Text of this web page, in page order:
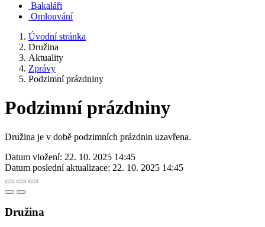
Bakaláři
Omlouvání
Úvodní stránka
Družina
Aktuality
Zprávy
Podzimní prázdniny
Podzimní prázdniny
Družina je v době podzimních prázdnin uzavřena.
Datum vložení: 22. 10. 2025 14:45
Datum poslední aktualizace: 22. 10. 2025 14:45
Družina